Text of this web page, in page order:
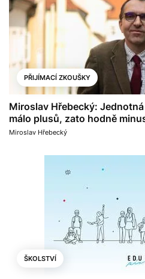
PŘIJÍMACÍ ZKOUŠKY
Miroslav Hřebecký:
málo plusů, zato hodně
Miroslav Hřebecký
ŠKOLSTVÍ